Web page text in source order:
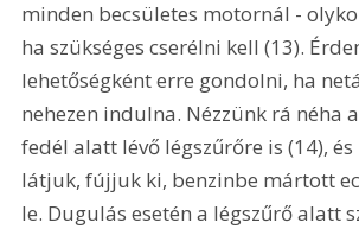
minden becsületes motornál -
ha szükséges cserélni kell (13).
lehetőségként erre gondolni, ha
nehezen indulna. Nézzünk rá néha
fedél alatt lévő légszűrőre is (14),
látjuk, fújjuk ki, benzinbe mártott
le. Dugulás esetén a légszűrő alatt